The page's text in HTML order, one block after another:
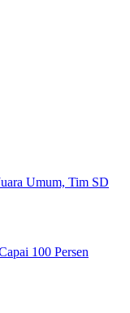
Umum, Tim SD
100 Persen